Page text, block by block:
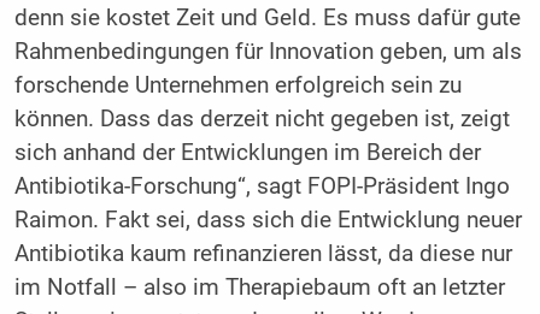
denn sie kostet Zeit und Geld. Es muss dafür gute
Rahmenbedingungen für Innovation geben, um als
forschende Unternehmen erfolgreich sein zu
können. Dass das derzeit nicht gegeben ist, zeigt
sich anhand der Entwicklungen im Bereich der
Antibiotika-Forschung“, sagt FOPI-Präsident Ingo
Raimon. Fakt sei, dass sich die Entwicklung neuer
Antibiotika kaum refinanzieren lässt, da diese nur
im Notfall – also im Therapiebaum oft an letzter